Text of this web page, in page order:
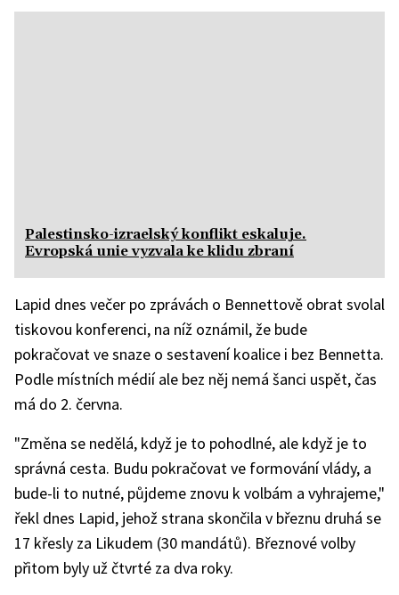
Palestinsko-izraelský konflikt eskaluje.
Evropská unie vyzvala ke klidu zbraní
Lapid dnes večer po zprávách o Bennettově obrat svolal
tiskovou konferenci, na níž oznámil, že bude
pokračovat ve snaze o sestavení koalice i bez Bennetta.
Podle místních médií ale bez něj nemá šanci uspět, čas
má do 2. června.
"Změna se nedělá, když je to pohodlné, ale když je to
správná cesta. Budu pokračovat ve formování vlády, a
bude-li to nutné, půjdeme znovu k volbám a vyhrajeme,"
řekl dnes Lapid, jehož strana skončila v březnu druhá se
17 křesly za Likudem (30 mandátů). Březnové volby
přitom byly už čtvrté za dva roky.